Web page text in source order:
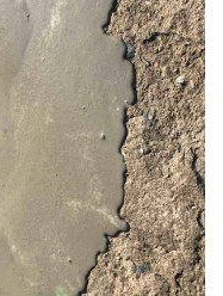
kompożit għoli-